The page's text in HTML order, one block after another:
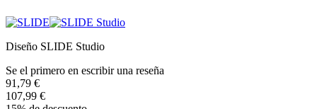
Diseño SLIDE Studio
Se el primero en escribir una reseña
91,79 €
107,99 €